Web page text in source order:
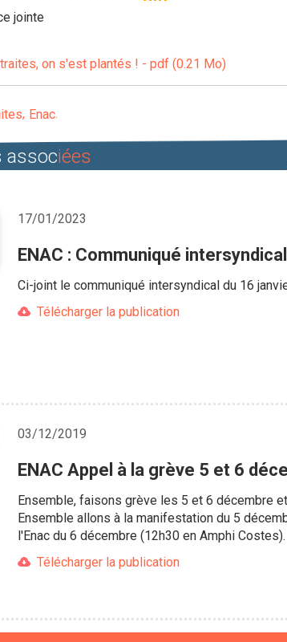
jointe
on s'est plantés ! - pdf (0.21 Mo)
Enac
associées
17/01/2023
ENAC : Communiqué
Ci-joint le communiqué intersyndical du 16
Télécharger la publication
03/12/2019
ENAC Appel à la grève 5 et 6
Ensemble, faisons grève les 5 et 6 décembre
Ensemble allons à la manifestation du 5
l'Enac du 6 décembre (12h30 en Amphi Costes).
Télécharger la publication